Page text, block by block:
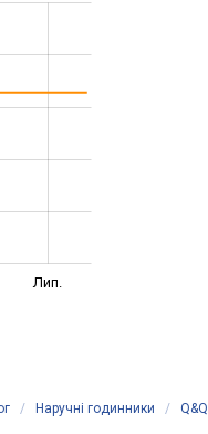
Лип.
/ Наручні годинники / Q&Q